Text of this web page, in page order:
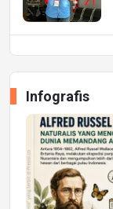
Infografis